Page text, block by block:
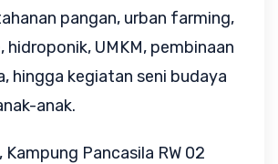
pangan, urban farming,
hidroponik, UMKM, pembinaan
hingga kegiatan seni budaya
anak.
Kampung Pancasila RW 02